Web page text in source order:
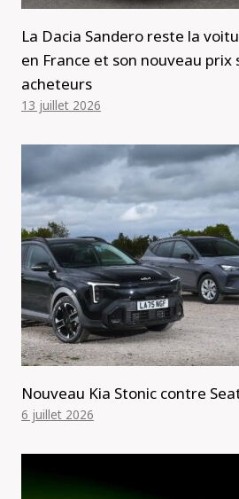
La Dacia Sandero reste la
en France et son nouveau
acheteurs
13 juillet 2026
Nouveau Kia Stonic contre
6 juillet 2026